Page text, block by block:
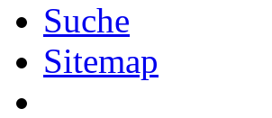
Suche
Sitemap